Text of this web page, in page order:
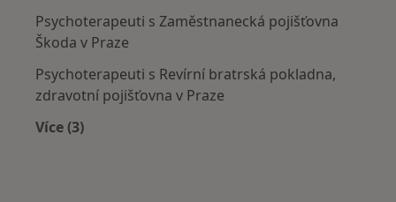
Psychoterapeuti s Zaměstnanecká pojišťovna
Škoda v Praze
Psychoterapeuti s Revírní bratrská pokladna,
zdravotní pojišťovna v Praze
Více (3)